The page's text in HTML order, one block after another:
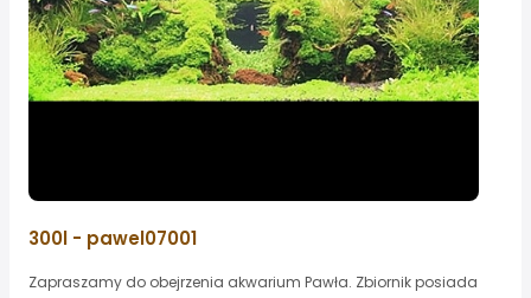
300l - pawel07001
Zapraszamy do obejrzenia akwarium Pawła. Zbiornik posiada